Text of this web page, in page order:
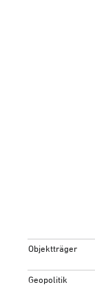
Objektträger
Geopolitik